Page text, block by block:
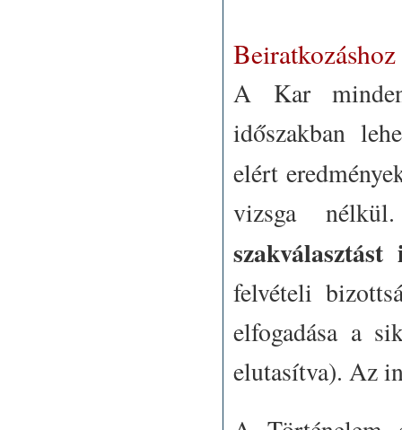
A Kar
időszakban
elért
vizsga
felvételi
elfogadása a
elutasítva). Az